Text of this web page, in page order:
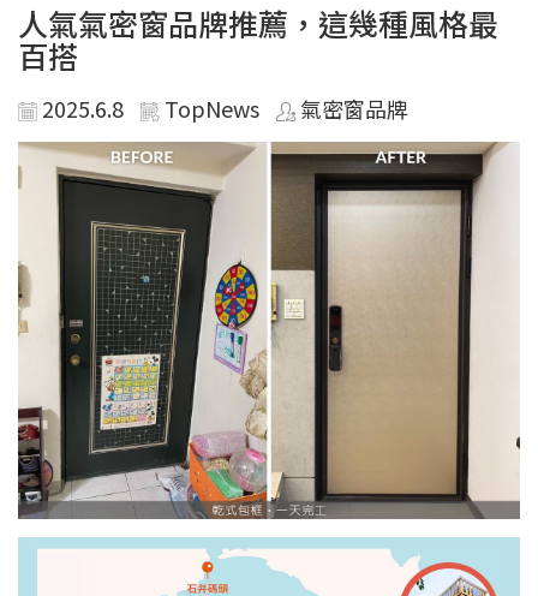
人氣氣密窗品牌推薦，這幾種風格最
百搭
2025.6.8 TopNews 氣密窗品牌